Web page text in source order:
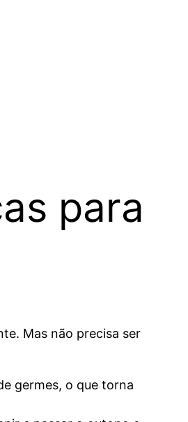
para
Mas não precisa ser
germes, o que torna